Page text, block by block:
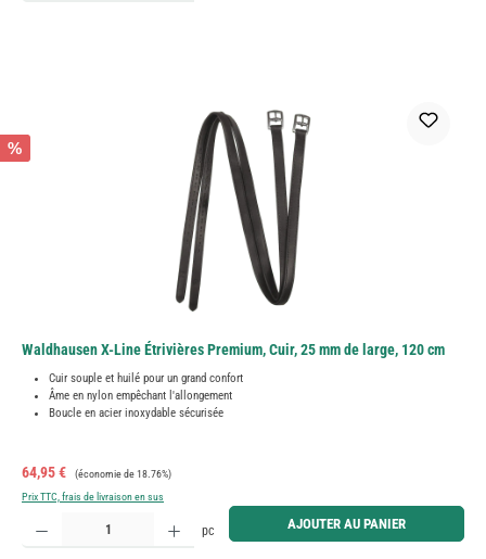
%
Waldhausen X-Line Étrivières Premium, Cuir, 25 mm de large, 120 cm
Cuir souple et huilé pour un grand confort
Âme en nylon empêchant l'allongement
Boucle en acier inoxydable sécurisée
Prix de vente :
64,95 € Prix régulier :
(économie de 18.76%)
Prix TTC, frais de livraison en sus
Quantité de produit : Entrez la quantité souhaitée ou utilisez les boutons pour augmenter ou
pc AJOUTER AU PANIER